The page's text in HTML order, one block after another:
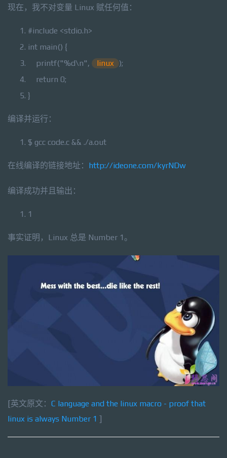
现在，我不对变量 Linux 赋任何值：
#include <stdio.h>
int main() {
printf("%d\n", linux );
return 0;
}
编译并运行：
$ gcc code.c && ./a.out
在线编译的链接地址： http://ideone.com/kyrNDw
编译成功并且输出：
1
事实证明，Linux 总是 Number 1。
[英文原文： C language and the linux macro - proof that
linux is always Number 1 ]